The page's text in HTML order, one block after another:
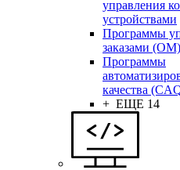
управления
устройствами
Программы
заказами (OM)
Программы
качества
+ ЕЩЕ 14